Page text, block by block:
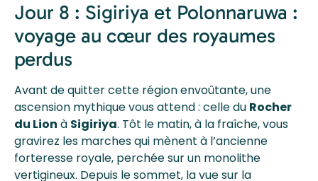
Jour 8 : Sigiriya et Polonnaruwa :
voyage au cœur des royaumes
perdus
Avant de quitter cette région envoûtante, une
ascension mythique vous attend : celle du Rocher
du Lion à Sigiriya. Tôt le matin, à la fraîche, vous
gravirez les marches qui mènent à l’ancienne
forteresse royale, perchée sur un monolithe
vertigineux. Depuis le sommet, la vue sur la